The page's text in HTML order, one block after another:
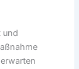
und